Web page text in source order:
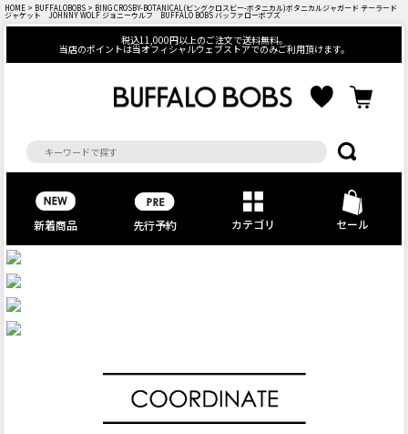
HOME > BUFFALOBOBS > BING CROSBY-BOTANICAL(ビングクロスビー-ボタニカル)ボタニカルジャガード テーラード
ジャケット JOHNNY WOLF ジョニーウルフ BUFFALO BOBS バッファローボブズ
税込11,000円以上のご注文で送料無料。
当店のポイントは当オフィシャルウェブストアでのみご利用頂けます。
新着商品 先行予約 カテゴリ セール